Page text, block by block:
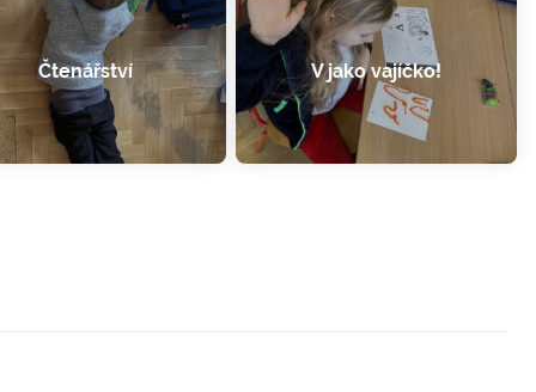
Čtenářství V jako vajíčko!